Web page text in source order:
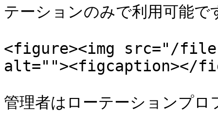
テーションのみで利用可能で
<figure><img src="/files/
alt=""><figcaption></
管理者はローテーションプ